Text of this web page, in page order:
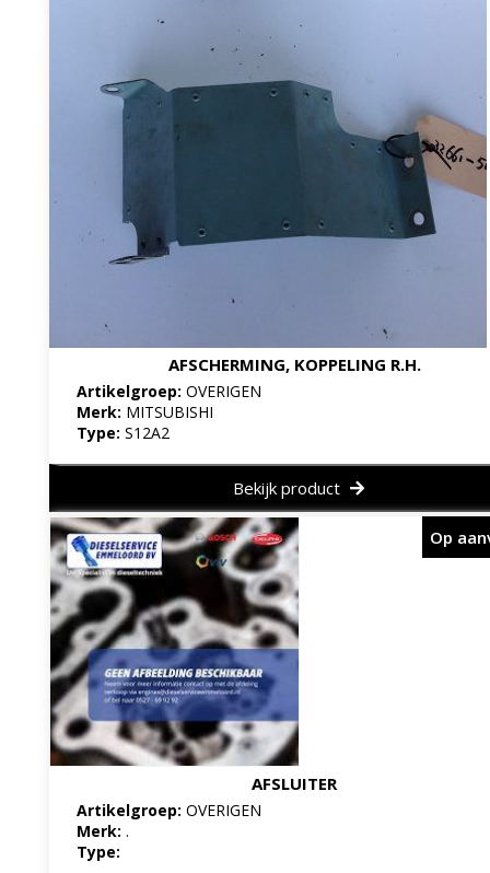
AFSCHERMING, KOPPELING R.H.
Artikelgroep: OVERIGEN
Merk: MITSUBISHI
Type: S12A2
Bekijk product
AFSLUITER
Artikelgroep: OVERIGEN
Merk: .
Type:
Op